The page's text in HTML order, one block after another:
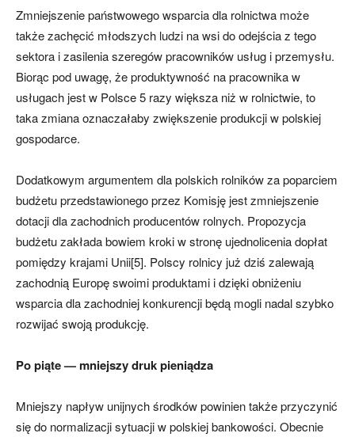
Zmniejszenie państwowego wsparcia dla rolnictwa może
także zachęcić młodszych ludzi na wsi do odejścia z tego
sektora i zasilenia szeregów pracowników usług i przemysłu.
Biorąc pod uwagę, że produktywność na pracownika w
usługach jest w Polsce 5 razy większa niż w rolnictwie, to
taka zmiana oznaczałaby zwiększenie produkcji w polskiej
gospodarce.
Dodatkowym argumentem dla polskich rolników za poparciem
budżetu przedstawionego przez Komisję jest zmniejszenie
dotacji dla zachodnich producentów rolnych. Propozycja
budżetu zakłada bowiem kroki w stronę ujednolicenia dopłat
pomiędzy krajami Unii[5]. Polscy rolnicy już dziś zalewają
zachodnią Europę swoimi produktami i dzięki obniżeniu
wsparcia dla zachodniej konkurencji będą mogli nadal szybko
rozwijać swoją produkcję.
Po piąte — mniejszy druk pieniądza
Mniejszy napływ unijnych środków powinien także przyczynić
się do normalizacji sytuacji w polskiej bankowości. Obecnie